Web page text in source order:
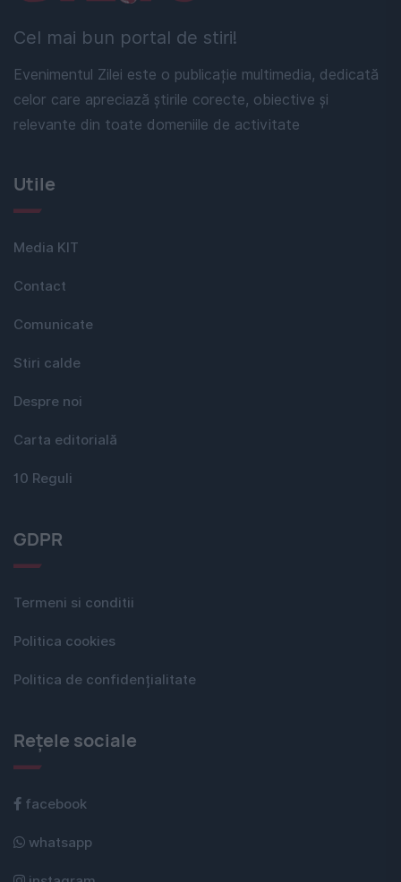
Cel mai bun portal de stiri!
Evenimentul Zilei este o publicație multimedia, dedicată
celor care apreciază știrile corecte, obiective și
relevante din toate domeniile de activitate
Utile
Media KIT
Contact
Comunicate
Stiri calde
Despre noi
Carta editorială
10 Reguli
GDPR
Termeni si conditii
Politica cookies
Politica de confidențialitate
Rețele sociale
facebook
whatsapp